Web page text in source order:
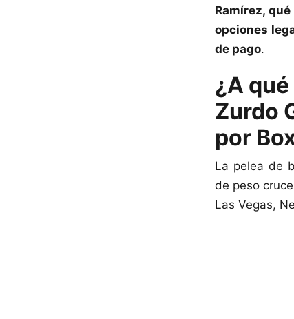
Ramírez,
opciones
de pago.
¿A
Zurdo
por
La pelea de
de peso
Las Vegas,